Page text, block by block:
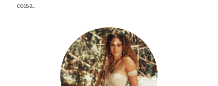
coisa.